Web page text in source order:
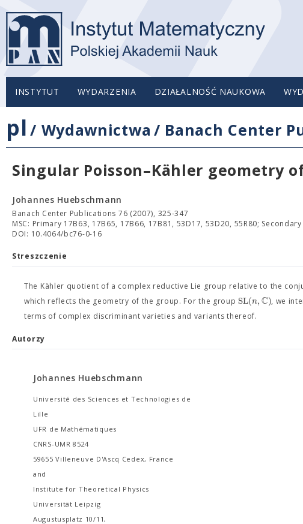
INSTYTUT WYDARZENIA DZIAŁALNOŚĆ NAUKOWA
pl / Wydawnictwa / Banach Center
Singular Poisson–Kähler geometry
Johannes Huebschmann
Banach Center Publications 76 (2007), 325-347
MSC: Primary 17B63, 17B65, 17B66, 17B81, 53D17, 53D20, 55R80;
DOI: 10.4064/bc76-0-16
Streszczenie
The Kähler quotient of a complex reductive Lie group relative to the
which reflects the geometry of the group. For the groupSL(n,C), we
terms of complex discriminant varieties and variants thereof.
Autorzy
Johannes Huebschmann
Université des Sciences et Technologies de
Lille
UFR de Mathématiques
CNRS-UMR 8524
59655 Villeneuve D'Ascq Cedex, France
and
Institute for Theoretical Physics
Universität Leipzig
Augustusplatz 10/11,